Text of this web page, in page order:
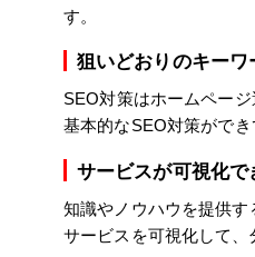
す。
狙いどおりのキーワ
SEO対策はホームページ
基本的なSEO対策がで
サービスが可視化で
知識やノウハウを提供す
サービスを可視化して、